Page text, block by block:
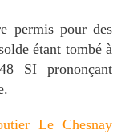
permis pour des
étant tombé à
SI prononçant
Le Chesnay